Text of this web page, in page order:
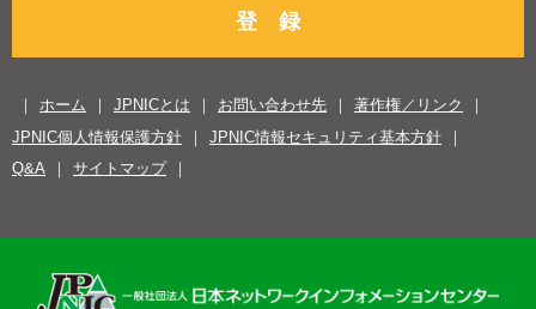
登 録
ホーム JPNICとは お問い合わせ先
著作権／リンク
JPNIC個人情報保護方針
JPNIC情報セキュリティ基本方針
Q&A
サイトマップ